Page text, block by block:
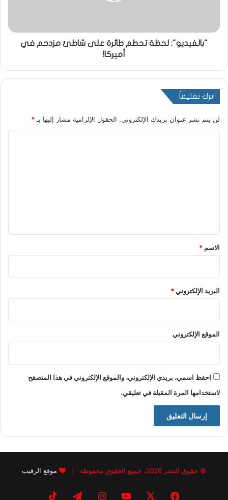
"بالفيديو": لحظة تحطم طائرة على شاطئ مزدحم في
أميركا!
اترك تعليقاً
لن يتم نشر عنوان بريدك الإلكتروني. الحقول الإلزامية مشار إليها بـ*
*
الاسم *
البريد الإلكتروني*
الموقع الإلكتروني
احفظ اسمي، بريدي الإلكتروني، والموقع الإلكتروني في هذا المتصفح
لاستخدامها المرة المقبلة في تعليقي.
© حقوق النشر 2026، جميع الحقوق محفوظة | موقع الرقيب
فيسبوك يوتيوبانستقرامتيلقرام